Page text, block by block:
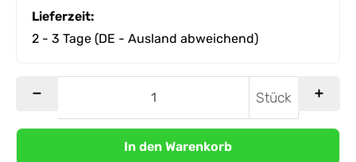
Lieferzeit:
2 - 3 Tage (DE - Ausland abweichend)
Stück
In den Warenkorb